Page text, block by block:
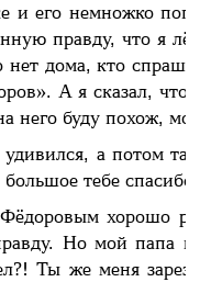
и его немножко
правду, что я
нет дома, кто
А я сказал,
него буду похож,
а потом
тебе
хорошо
Но мой папа
Ты же меня